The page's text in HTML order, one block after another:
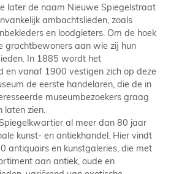
later de naam Nieuwe Spiegelstraat
ambachtslieden, zoals
en loodgieters. Om de hoek
grachtbewoners aan wie zij hun
In 1885 wordt het
en vanaf 1900 vestigen zich op deze
de eerste handelaren, die de in
museumbezoekers graag
laten zien.
al meer dan 80 jaar
kunst- en antiekhandel. Hier vindt
antiquairs en kunstgaleries, die met
aan antiek, oude en